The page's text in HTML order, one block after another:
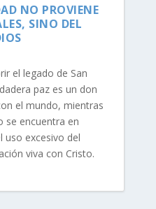
NO PROVIENE
SINO DEL
el legado de San
paz es un don
el mundo, mientras
se encuentra en
uso excesivo del
viva con Cristo.